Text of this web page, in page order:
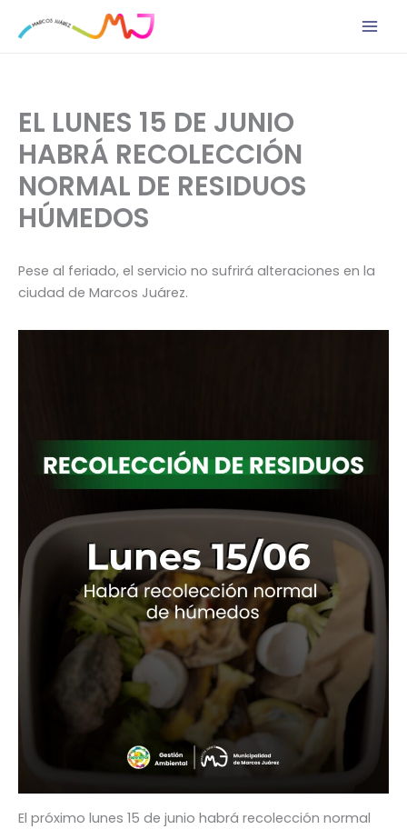
EL LUNES 15 DE JUNIO
HABRÁ RECOLECCIÓN
NORMAL DE RESIDUOS
HÚMEDOS
Pese al feriado, el servicio no sufrirá alteraciones en la
ciudad de Marcos Juárez.
El próximo lunes 15 de junio habrá recolección normal